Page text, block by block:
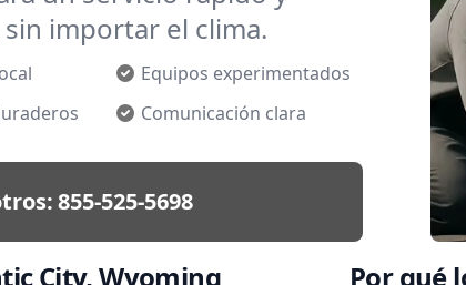
importar el clima.
Equipos experimentados
Comunicación clara
855-525-5698
City, Wyoming Por qué